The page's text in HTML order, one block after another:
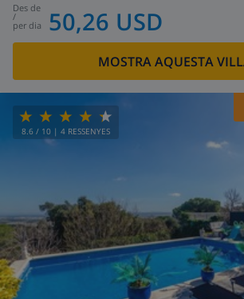
des de
/
per dia 50,26 USD
MOSTRA AQUESTA
8.6 / 10 | 4 RESSENYES